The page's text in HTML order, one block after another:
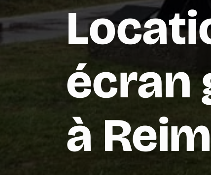
écran
à